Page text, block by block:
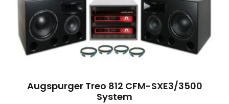
Augspurger Treo 812 CFM-SXE3/3500
System